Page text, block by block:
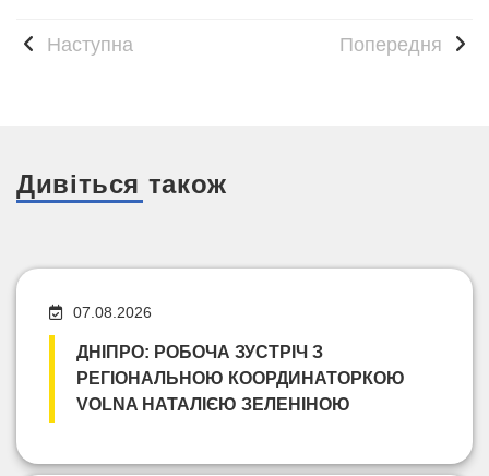
Наступна Попередня
Дивіться також
07.08.2026
ДНІПРО: РОБОЧА ЗУСТРІЧ З
РЕГІОНАЛЬНОЮ КООРДИНАТОРКОЮ
VOLNA НАТАЛІЄЮ ЗЕЛЕНІНОЮ